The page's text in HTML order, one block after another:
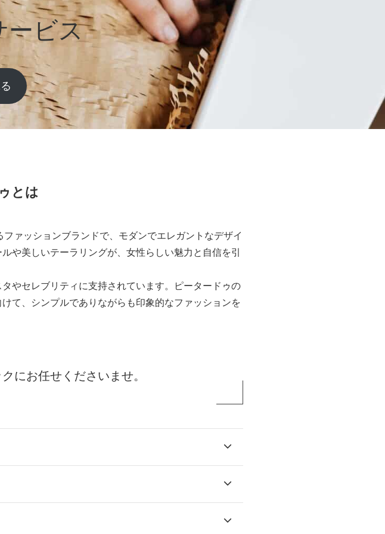
ービス
とは
ァッションブランドで、モダンでエレガントなデザイ
や美しいテーラリングが、女性らしい魅力と自信を引
やセレブリティに支持されています。ピータードゥの
て、シンプルでありながらも印象的なファッションを
にお任せくださいませ。